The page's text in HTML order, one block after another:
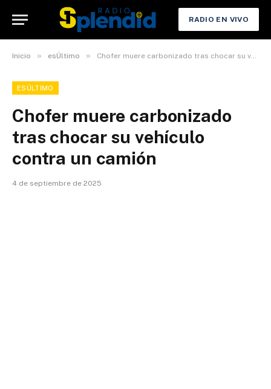
RADIO EN VIVO
Inicio » esÚltimo » Chofer muere carbonizado tras chocar su vehículo contra un camión
ESÚLTIMO
Chofer muere carbonizado
tras chocar su vehículo
contra un camión
4 de septiembre de 2025